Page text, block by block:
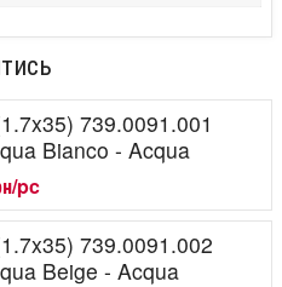
739.0091.001
Bianco - Acqua
pc
739.0091.002
Beige - Acqua